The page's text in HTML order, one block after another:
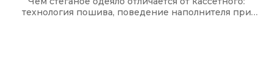
технология пошива, поведение наполнителя при